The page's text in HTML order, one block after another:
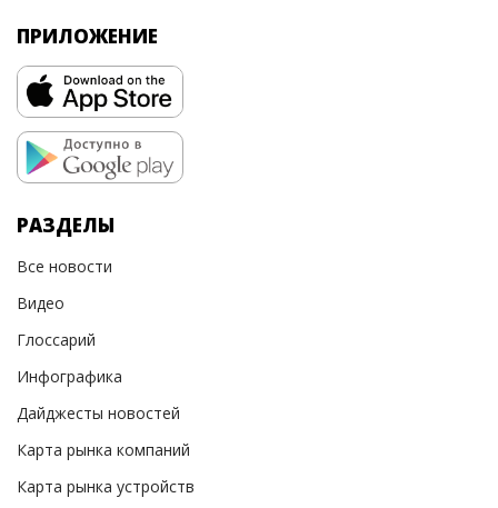
ПРИЛОЖЕНИЕ
РАЗДЕЛЫ
Все новости
Видео
Глоссарий
Инфографика
Дайджесты новостей
Карта рынка компаний
Карта рынка устройств